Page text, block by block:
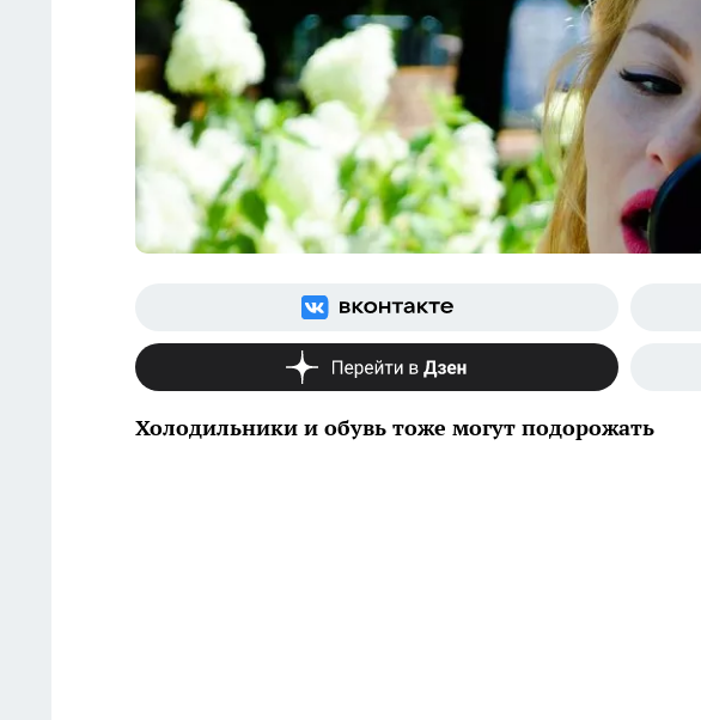
Холодильники и обувь тоже могут подорожать